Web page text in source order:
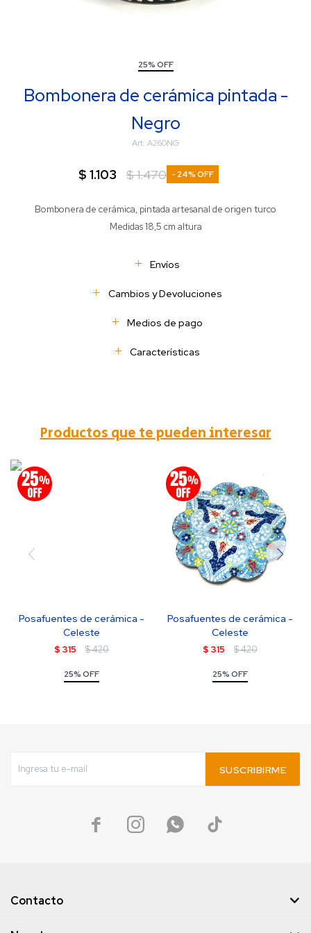
25% OFF
Bombonera de cerámica pintada -
Negro
A260NG
$ 1.103 $1.470 24
Bombonera de cerámica, pintada artesanal de origen turco
Medidas 18,5 cm altura
Envíos
Cambios y Devoluciones
Medios de pago
Características
Productos que te pueden interesar
Posafuentes de cerámica -
Celeste
$ 315 $420
25% OFF
Posafuentes de cerámica -
Celeste
$ 315 $420
25% OFF
SUSCRIBIRME
   
Contacto